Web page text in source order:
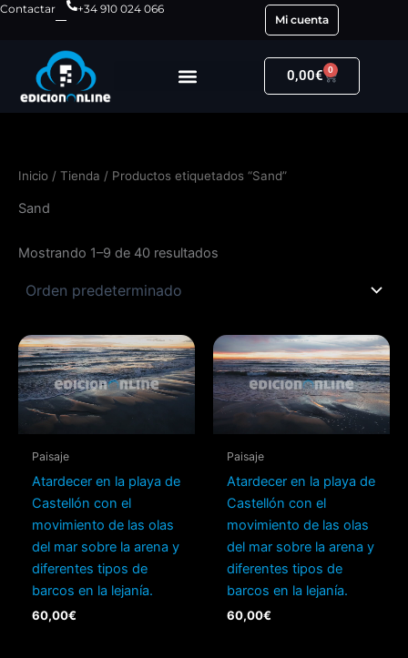
Ir
contenido
Contactar
+34 910 024 066
Mi cuenta
0,00€ 0
Carrito
Inicio / Tienda / Productos etiquetados “Sand”
Sand
Mostrando 1–9 de 40 resultados
Paisaje
Atardecer en la playa de
Castellón con el
movimiento de las olas
del mar sobre la arena y
diferentes tipos de
barcos en la lejanía.
60,00€
Paisaje
Atardecer en la playa de
Castellón con el
movimiento de las olas
del mar sobre la arena y
diferentes tipos de
barcos en la lejanía.
60,00€